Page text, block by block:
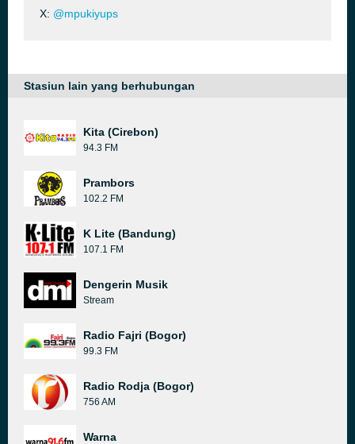
X: @mpukiyups
Stasiun lain yang berhubungan
Kita (Cirebon)
94.3 FM
Prambors
102.2 FM
K Lite (Bandung)
107.1 FM
Dengerin Musik
Stream
Radio Fajri (Bogor)
99.3 FM
Radio Rodja (Bogor)
756 AM
Warna